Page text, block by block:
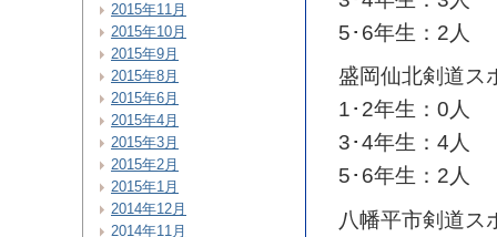
5･6年生：2人
盛岡仙北剣道ス
1･2年生：0人
3･4年生：4人
5･6年生：2人
八幡平市剣道ス
2015年11月
2015年10月
2015年9月
2015年8月
2015年6月
2015年4月
2015年3月
2015年2月
2015年1月
2014年12月
2014年11月